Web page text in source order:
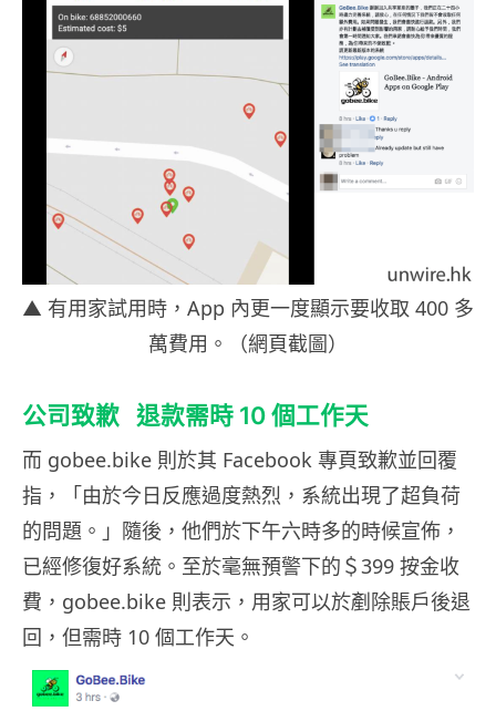
▲ 有用家試用時，App 內更一度顯示要收取 400 多
萬費用。（網頁截圖）
公司致歉 退款需時 10 個工作天
而 gobee.bike 則於其 Facebook 專頁致歉並回覆
指，「由於今日反應過度熱烈，系統出現了超負荷
的問題。」隨後，他們於下午六時多的時候宣佈，
已經修復好系統。至於毫無預警下的＄399 按金收
費，gobee.bike 則表示，用家可以於剷除賬戶後退
回，但需時 10 個工作天。